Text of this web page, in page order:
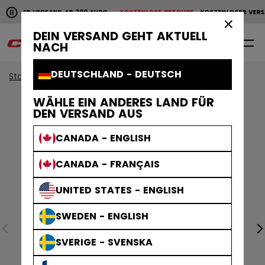
DEIN VERSAND GEHT AKTUELL
NACH
DEUTSCHLAND - DEUTSCH
WÄHLE EIN ANDERES LAND FÜR
DEN VERSAND AUS
CANADA - ENGLISH
CANADA - FRANÇAIS
UNITED STATES - ENGLISH
SWEDEN - ENGLISH
SVERIGE - SVENSKA
Horizontale Bildlaufanimation anhalten.
VERSAND AB 200 EUROKOSTENLOSE RETOURE KOSTENLOSER
KOSTENLOSER VERSAND AB 200 EURO KOSTENLOSE
0
Start Helme Tacks Helme